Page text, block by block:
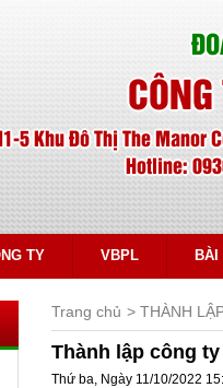
5 Khu Đô Thị The Manor
Hotline:
TY VBPL BÀI
Trang chủ THÀNH
Thành lập công
Thứ ba, Ngày 11/10/2022